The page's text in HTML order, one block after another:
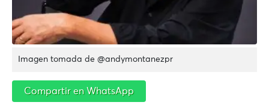
Imagen tomada de @andymontanezpr
Compartir en WhatsApp